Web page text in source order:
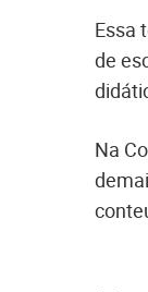
Essa
de
Na